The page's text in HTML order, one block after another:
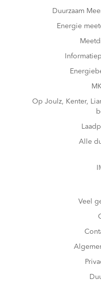
Duurzaam
Energie
Op Joulz, Kenter,
Alle
Veel